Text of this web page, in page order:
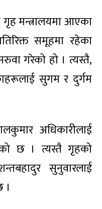
गृह मन्त्रालयमा आएका
समूहमा रहेका
गरेको हो । त्यस्तै,
सुगम र दुर्गम
अधिकारीलाई
छ । त्यस्तै गृहको
सुनुवारलाई